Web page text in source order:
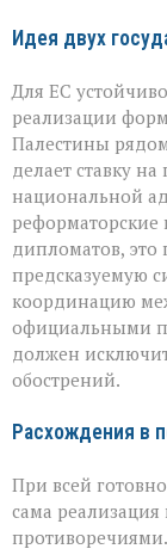
Идея двух
Для ЕС
реализации
Палестины
делает ставку
национальной
дипломатов, это
предсказуемую
координацию
официальными
должен
обострений.
Расхождения в
При всей
сама реализация